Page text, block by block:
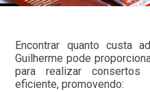
Encontrar quanto custa
Guilherme pode
para realizar
eficiente, promovendo: